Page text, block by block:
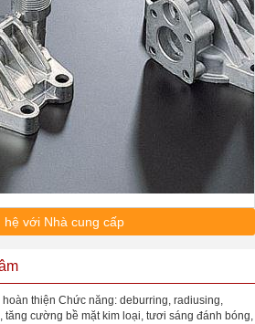
hệ với Nhà cung cấp
thiện Chức năng: deburring, radiusing,
tăng cường bề mặt kim loại, tươi sáng đánh bóng,